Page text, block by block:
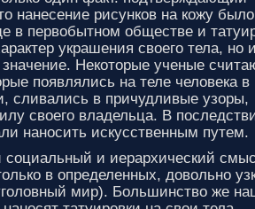
нанесение рисунков на кожу было
в первобытном обществе и
украшения своего тела, но
Некоторые ученые
появлялись на теле человека в
сливались в причудливые узоры,
своего владельца. В
наносить искусственным путем.
и иерархический
в определенных, довольно
мир). Большинство же